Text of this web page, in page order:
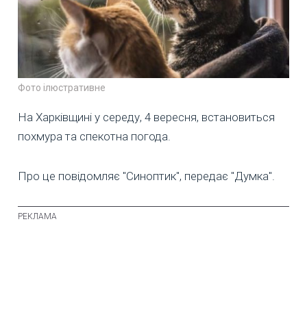
Фото ілюстративне
На Харківщині у середу, 4 вересня, встановиться
похмура та спекотна погода.
Про це повідомляє "Синоптик", передає "Думка".